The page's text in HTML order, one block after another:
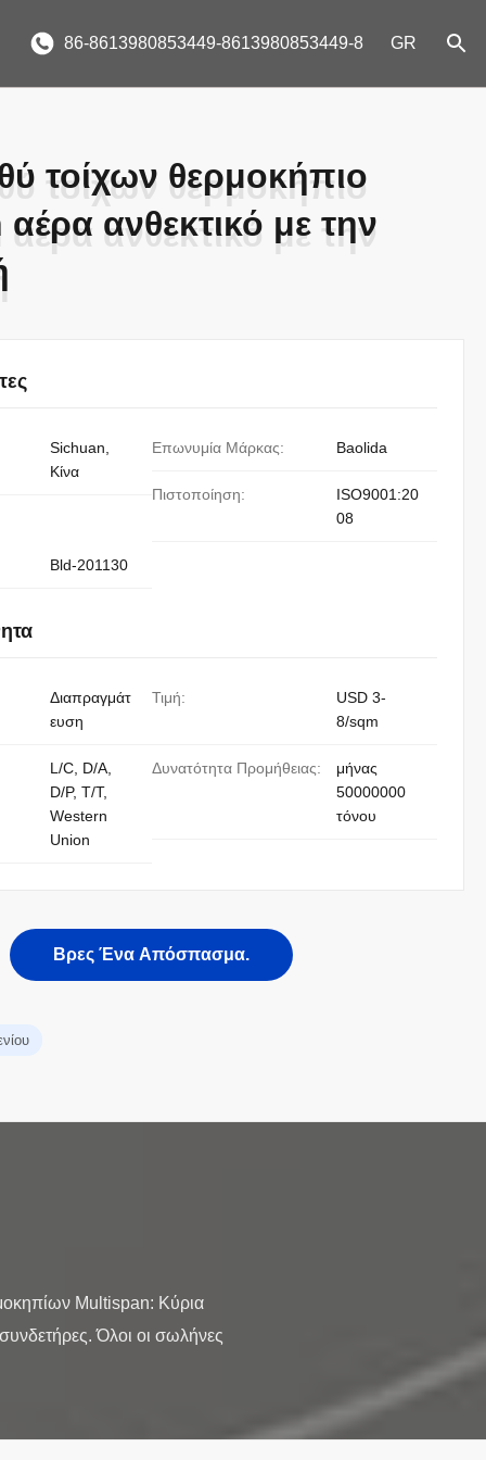
86-8613980853449-8613980853449-8 GR
τοίχων θερμοκήπιο
ανθεκτικό με την
τοίχων θερμοκήπιο
ανθεκτικό με την
Sichuan,
Κίνα
Επωνυμία Μάρκας: Baolida
Πιστοποίηση:
ISO9001:20
08
Bld-201130
Διαπραγμάτ
ευση
Τιμή:
USD 3-
8/sqm
L/C, D/A,
D/P, T/T,
Western
Union
Δυνατότητα Προμήθειας:
μήνας
50000000
τόνου
Βρες Ένα Απόσπασμα.
Multispan: Κύρια
Όλοι οι σωλήνες